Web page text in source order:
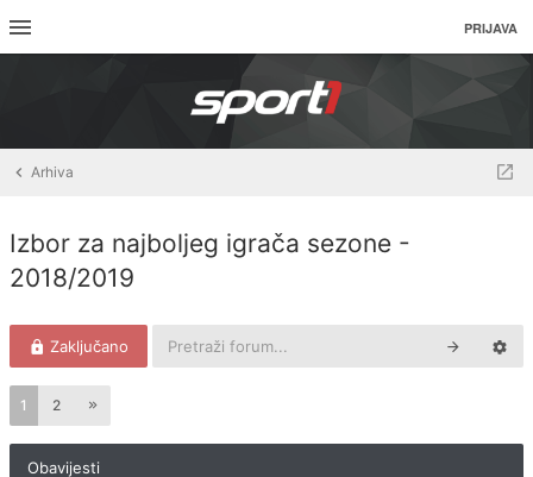
PRIJAVA
Arhiva
Izbor za najboljeg igrača sezone -
2018/2019
Zaključano
1 2
Obavijesti